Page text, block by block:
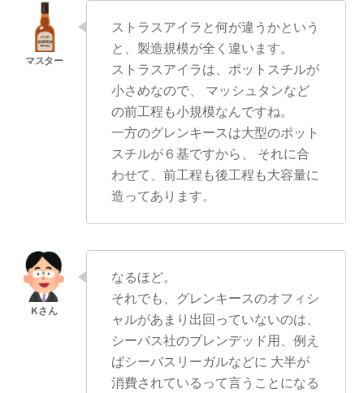
ストラスアイラと何が違うかという
と、製造規模が全く違います。
ストラスアイラは、ポットスチルが
小さめなので、 マッシュタンなど
の前工程も小規模なんですね。
一方のグレンキースは大型のポット
スチルが６基ですから、 それに合
わせて、前工程も後工程も大容量に
造ってあります。
なるほど。
それでも、グレンキースのオフィシ
ャルがあまり出回っていないのは、
シーバス社のブレンデッド用、例え
ばシーバスリーガルなどに 大半が
消費されているって言うことになる